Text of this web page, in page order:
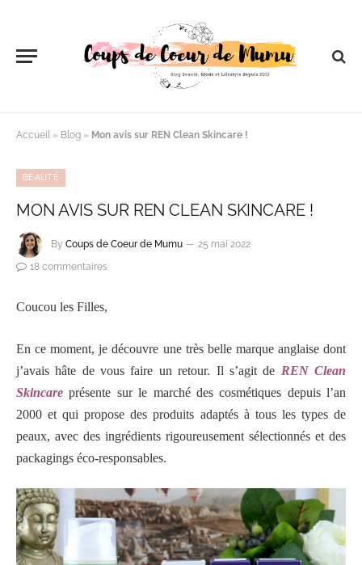
Accueil » Blog » Mon avis sur REN Clean Skincare !
BEAUTÉ
MON AVIS SUR REN CLEAN SKINCARE !
By Coups de Coeur de Mumu
25 mai 2022
18 commentaires
Coucou les Filles,
En ce moment, je découvre une très belle marque anglaise dont
j’avais hâte de vous faire un retour. Il s’agit de REN Clean
Skincare présente sur le marché des cosmétiques depuis l’an
2000 et qui propose des produits adaptés à tous les types de
peaux, avec des ingrédients rigoureusement sélectionnés et des
packagings éco-responsables.